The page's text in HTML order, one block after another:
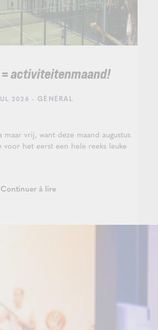
activiteitenmaand!
2026 - GÉNÉRAL
maar vrij, want deze maand augustus
voor het eerst een hele reeks leuke
Continuer à lire